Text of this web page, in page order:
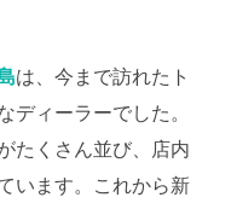
は、今まで訪れたト
ディーラーでした。
たくさん並び、店内
います。これから新